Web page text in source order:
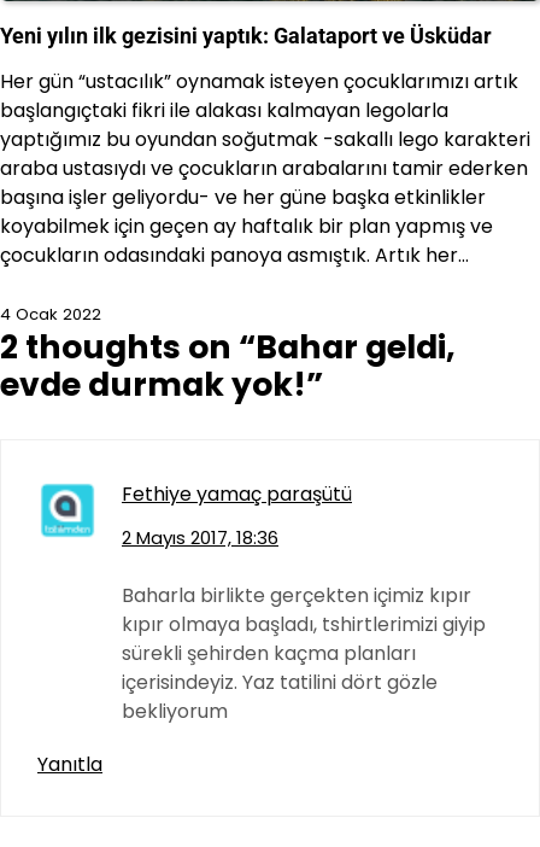
Yeni yılın ilk gezisini yaptık: Galataport ve Üsküdar
Her gün “ustacılık” oynamak isteyen çocuklarımızı artık
başlangıçtaki fikri ile alakası kalmayan legolarla
yaptığımız bu oyundan soğutmak -sakallı lego karakteri
araba ustasıydı ve çocukların arabalarını tamir ederken
başına işler geliyordu- ve her güne başka etkinlikler
koyabilmek için geçen ay haftalık bir plan yapmış ve
çocukların odasındaki panoya asmıştık. Artık her…
4 Ocak 2022
2 thoughts on “Bahar geldi,
evde durmak yok!”
Fethiye yamaç paraşütü
2 Mayıs 2017, 18:36
Baharla birlikte gerçekten içimiz kıpır
kıpır olmaya başladı, tshirtlerimizi giyip
sürekli şehirden kaçma planları
içerisindeyiz. Yaz tatilini dört gözle
bekliyorum
Yanıtla